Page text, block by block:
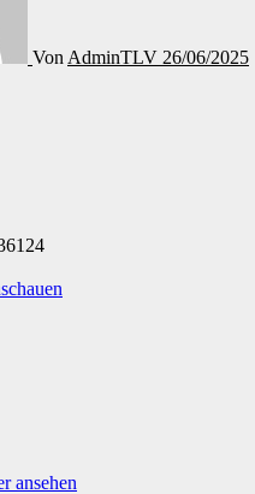
Von AdminTLV 26/06/2025
ansehen